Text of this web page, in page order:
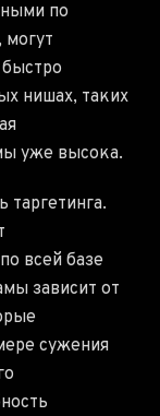
по
нишах, таких
уже высока.
таргетинга.
всей базе
зависит от
сужения